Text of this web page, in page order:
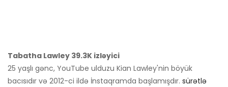
Tabatha Lawley 39.3K izləyici
25 yaşlı gənc, YouTube ulduzu Kian Lawley'nin böyük
bacısıdır və 2012-ci ildə İnstaqramda başlamışdır. sürətlə